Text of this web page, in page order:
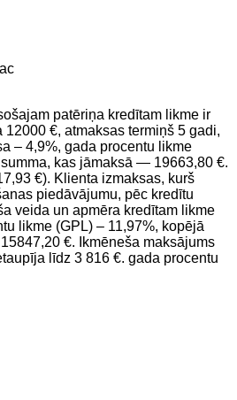
patēriņa kredītam likme ir
12000 €, atmaksas termiņš 5 gadi,
– 4,9%, gada procentu likme
kas jāmaksā — 19663,80 €.
€). Klienta izmaksas, kurš
piedāvājumu, pēc kredītu
veida un apmēra kredītam likme
likme (GPL) – 11,97%, kopējā
€. Ikmēneša maksājums
līdz 3 816 €. gada procentu